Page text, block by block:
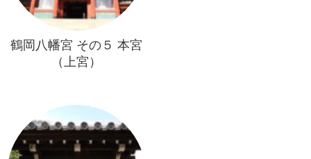
鶴岡八幡宮 その５ 本宮
（上宮）